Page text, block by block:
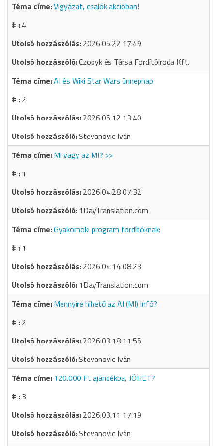
Vigyázat, csalók akcióban!
4
2026.05.22 17:49
Czopyk és Társa Fordítóiroda Kft.
AI és Wiki Star Wars ünnepnap
2
2026.05.12 13:40
Stevanovic Iván
Mi vagy az MI? >>
1
2026.04.28 07:32
1DayTranslation.com
Gyakornoki program fordítóknak:
1
2026.04.14 08:23
1DayTranslation.com
Mennyire hihető az AI (MI) Infó?
2
2026.03.18 11:55
Stevanovic Iván
120.000 Ft ajándékba, JÖHET?
3
2026.03.11 17:19
Stevanovic Iván